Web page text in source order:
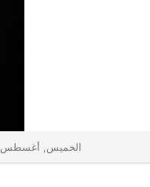
الخميس, أغسطس 6 2026